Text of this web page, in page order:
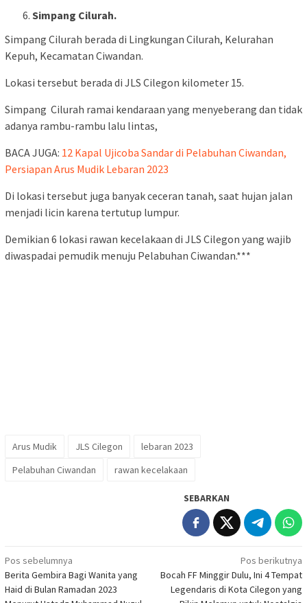
Simpang Cilurah.
Simpang Cilurah berada di Lingkungan Cilurah, Kelurahan
Kepuh, Kecamatan Ciwandan.
Lokasi tersebut berada di JLS Cilegon kilometer 15.
Simpang Cilurah ramai kendaraan yang menyeberang dan tidak
adanya rambu-rambu lalu lintas,
BACA JUGA: 12 Kapal Ujicoba Sandar di Pelabuhan Ciwandan,
Persiapan Arus Mudik Lebaran 2023
Di lokasi tersebut juga banyak ceceran tanah, saat hujan jalan
menjadi licin karena tertutup lumpur.
Demikian 6 lokasi rawan kecelakaan di JLS Cilegon yang wajib
diwaspadai pemudik menuju Pelabuhan Ciwandan.***
Arus Mudik JLS Cilegon
lebaran 2023
Pelabuhan Ciwandan
rawan kecelakaan
SEBARKAN
Navigasi
pos
Pos sebelumnya
Berita Gembira Bagi Wanita yang
Haid di Bulan Ramadan 2023
Pos berikutnya
Bocah FF Minggir Dulu, Ini 4 Tempat
Legendaris di Kota Cilegon yang